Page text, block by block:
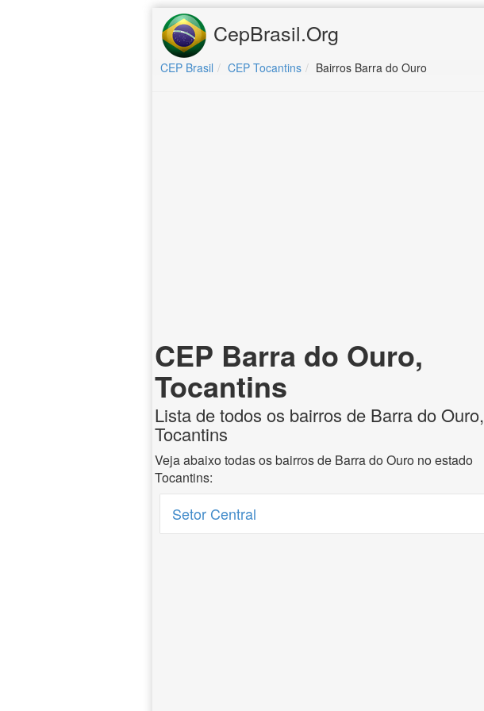
CepBrasil.Org
CEP Brasil CEP Tocantins Bairros Barra do Ouro
CEP Barra do Ouro,
Tocantins
Lista de todos os bairros de Barra do Ouro,
Tocantins
Veja abaixo todas os bairros de Barra do Ouro no estado
Tocantins:
Setor Central